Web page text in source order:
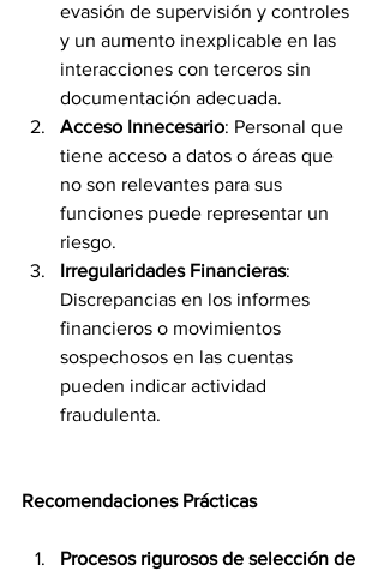
evasión de supervisión y controles
y un aumento inexplicable en las
interacciones con terceros sin
documentación adecuada.
Acceso Innecesario: Personal que
tiene acceso a datos o áreas que
no son relevantes para sus
funciones puede representar un
riesgo.
Irregularidades Financieras:
Discrepancias en los informes
financieros o movimientos
sospechosos en las cuentas
pueden indicar actividad
fraudulenta.
Recomendaciones Prácticas
Procesos rigurosos de selección de